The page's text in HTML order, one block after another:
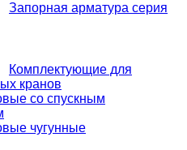
Запорная арматура серия
Комплектующие для
кранов
со спускным
чугунные